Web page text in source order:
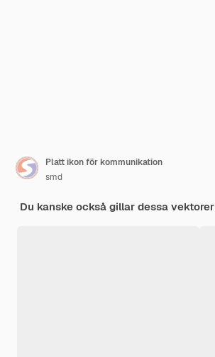
Platt ikon för kommunikation
smd
Du kanske också gillar dessa vektorer